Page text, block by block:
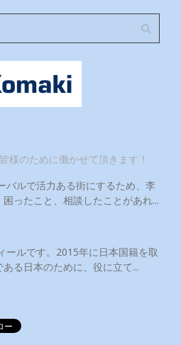
様のために働かせて頂きます！
バルで活力ある街にするため、李
ったこと、相談したことがあれ...
ールです。2015年に日本国籍を取
る日本のために、役に立て...